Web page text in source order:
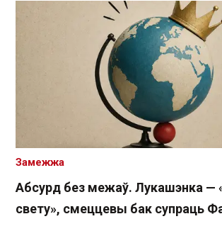
Абсурд без межаў. Лукашэнка —
свету», смеццевы бак супраць
Замежжа